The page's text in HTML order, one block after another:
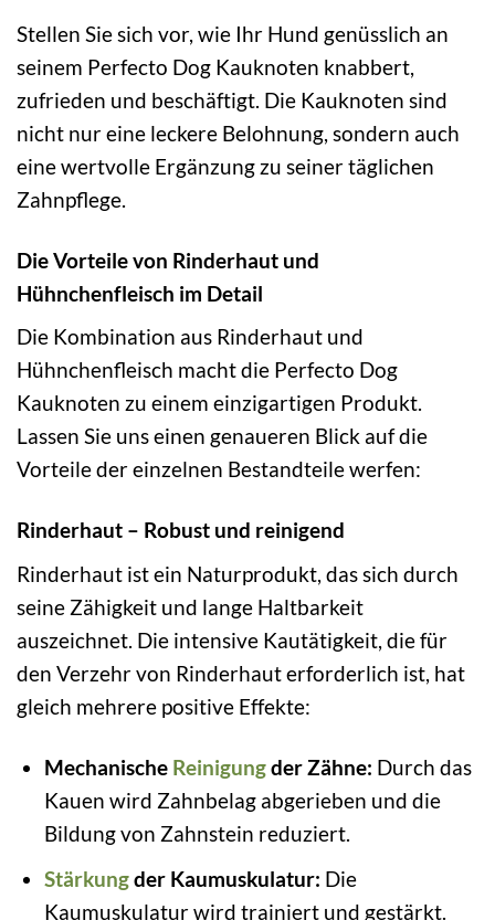
Stellen Sie sich vor, wie Ihr Hund genüsslich an
seinem Perfecto Dog Kauknoten knabbert,
zufrieden und beschäftigt. Die Kauknoten sind
nicht nur eine leckere Belohnung, sondern auch
eine wertvolle Ergänzung zu seiner täglichen
Zahnpflege.
Die Vorteile von Rinderhaut und
Hühnchenfleisch im Detail
Die Kombination aus Rinderhaut und
Hühnchenfleisch macht die Perfecto Dog
Kauknoten zu einem einzigartigen Produkt.
Lassen Sie uns einen genaueren Blick auf die
Vorteile der einzelnen Bestandteile werfen:
Rinderhaut – Robust und reinigend
Rinderhaut ist ein Naturprodukt, das sich durch
seine Zähigkeit und lange Haltbarkeit
auszeichnet. Die intensive Kautätigkeit, die für
den Verzehr von Rinderhaut erforderlich ist, hat
gleich mehrere positive Effekte:
Mechanische Reinigungder Zähne: Durch das
Kauen wird Zahnbelag abgerieben und die
Bildung von Zahnstein reduziert.
Stärkungder Kaumuskulatur: Die
Kaumuskulatur wird trainiert und gestärkt.